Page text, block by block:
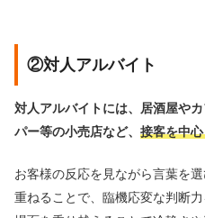
②対人アルバイト
対人アルバイトには、居酒屋や
パー等の小売店など、 接客を中
お客様の反応を見ながら言葉を
重ねることで、臨機応変な判断